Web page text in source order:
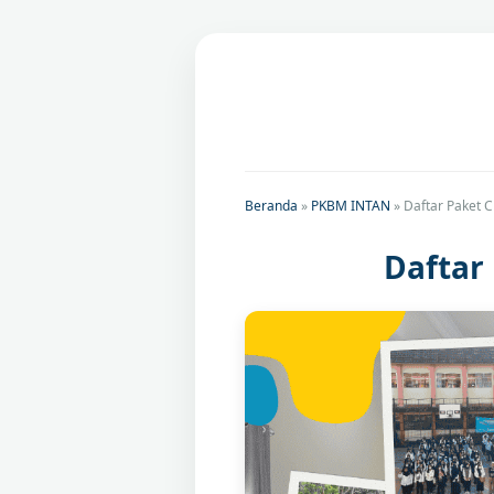
Beranda » PKBM INTAN » Daftar Paket
Daftar